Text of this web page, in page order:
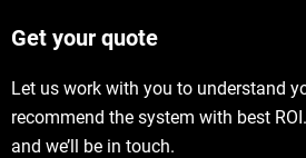
Get your quote
Let us work with you to understand
recommend the system with best
and we’ll be in touch.